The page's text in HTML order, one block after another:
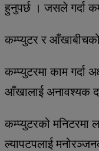
हुनुपर्छ । जसले गर्दा
कम्प्युटर र आँखाबीचको
कम्प्युटरमा काम गर्दा
आँखालाई अनावश्यक
कम्प्युटरको मनिटरमा
ल्यापटपलाई